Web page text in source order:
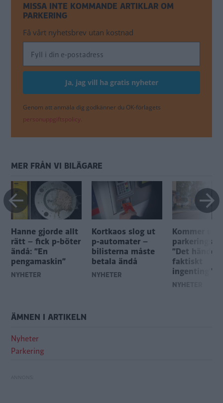
MISSA INTE KOMMANDE ARTIKLAR OM
PARKERING
Få vårt nyhetsbrev utan kostnad
Genom att anmäla dig godkänner du OK-förlagets
personuppgiftspolicy.
MER FRÅN VI BILÄGARE
Hanne gjorde allt
rätt – fick p-böter
ändå: ”En
pengamaskin”
NYHETER
Kortkaos slog ut
p-automater –
bilisterna måste
betala ändå
NYHETER
Kommer
”Det händer
faktiskt
ingenting”
NYHETER
ÄMNEN I ARTIKELN
Nyheter
Parkering